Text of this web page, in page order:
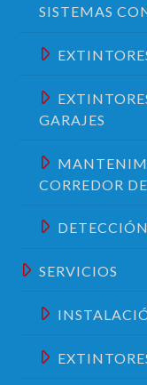
SISTEMAS
GARAJES
CORREDOR
SERVICIOS